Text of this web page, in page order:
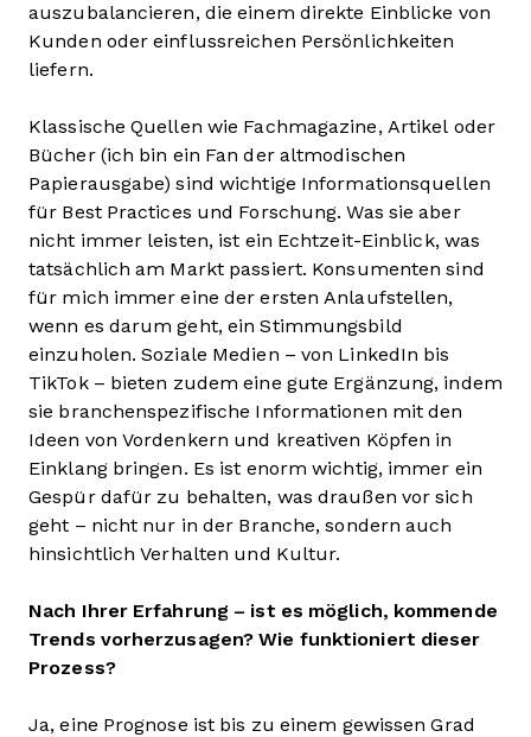
auszubalancieren, die einem direkte Einblicke von
Kunden oder einflussreichen Persönlichkeiten
liefern.
Klassische Quellen wie Fachmagazine, Artikel oder
Bücher (ich bin ein Fan der altmodischen
Papierausgabe) sind wichtige Informationsquellen
für Best Practices und Forschung. Was sie aber
nicht immer leisten, ist ein Echtzeit-Einblick, was
tatsächlich am Markt passiert. Konsumenten sind
für mich immer eine der ersten Anlaufstellen,
wenn es darum geht, ein Stimmungsbild
einzuholen. Soziale Medien – von LinkedIn bis
TikTok – bieten zudem eine gute Ergänzung, indem
sie branchenspezifische Informationen mit den
Ideen von Vordenkern und kreativen Köpfen in
Einklang bringen. Es ist enorm wichtig, immer ein
Gespür dafür zu behalten, was draußen vor sich
geht – nicht nur in der Branche, sondern auch
hinsichtlich Verhalten und Kultur.
Nach Ihrer Erfahrung – ist es möglich, kommende
Trends vorherzusagen? Wie funktioniert dieser
Prozess?
Ja, eine Prognose ist bis zu einem gewissen Grad